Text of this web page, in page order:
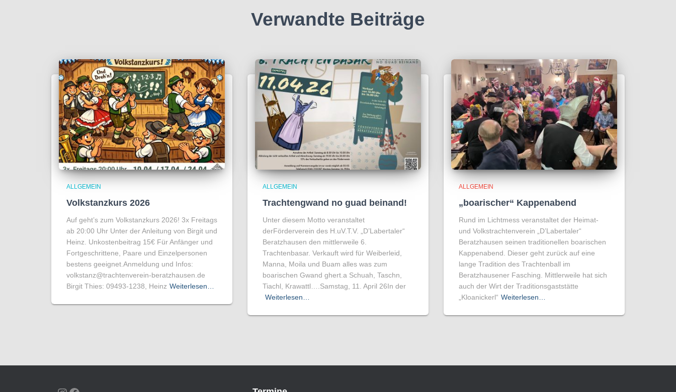
Verwandte Beiträge
ALLGEMEIN
Volkstanzkurs 2026
Auf geht’s zum Volkstanzkurs 2026! 3x Freitags
ab 20:00 Uhr Unter der Anleitung von Birgit und
Heinz. Unkostenbeitrag 15€ Für Anfänger und
Fortgeschrittene, Paare und Einzelpersonen
bestens geeignet.Anmeldung und Infos:
volkstanz@trachtenverein-beratzhausen.de
Birgit Thies: 09493-1238, Heinz Weiterlesen…
ALLGEMEIN
Trachtengwand no guad beinand!
Unter diesem Motto veranstaltet
derFörderverein des H.uV.T.V. „D’Labertaler“
Beratzhausen den mittlerweile 6.
Trachtenbasar. Verkauft wird für Weiberleid,
Manna, Moila und Buam alles was zum
boarischen Gwand ghert.a Schuah, Taschn,
Tiachl, Krawattl….Samstag, 11. April 26In der
Weiterlesen…
ALLGEMEIN
„boarischer“ Kappenabend
Rund im Lichtmess veranstaltet der Heimat-
und Volkstrachtenverein „D’Labertaler“
Beratzhausen seinen traditionellen boarischen
Kappenabend. Dieser geht zurück auf eine
lange Tradition des Trachtenball im
Beratzhausener Fasching. Mittlerweile hat sich
auch der Wirt der Traditionsgaststätte
„Kloanickerl“ Weiterlesen…
INSTAGRAM